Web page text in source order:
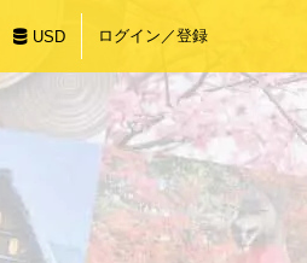
USD ログイン／登録